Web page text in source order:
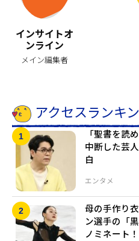
インサイトオ
ンライン
メイン編集者
アクセスランキ
エンタメ
「聖書を読
中断した芸
白
母の手作り
ン選手の「
ノミネート